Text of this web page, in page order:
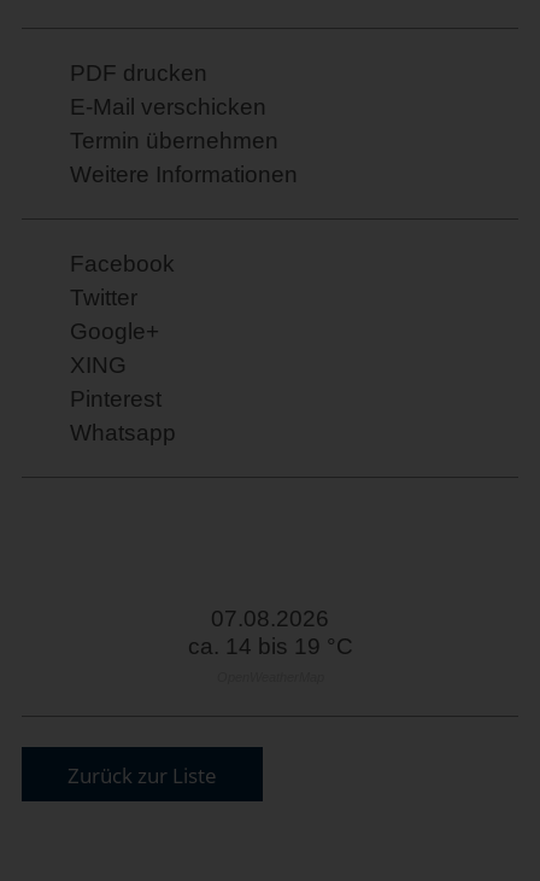
PDF drucken
E-Mail verschicken
Termin übernehmen
Weitere Informationen
Facebook
Twitter
Google+
XING
Pinterest
Whatsapp
07.08.2026
ca. 14 bis 19 °C
Zurück zur Liste